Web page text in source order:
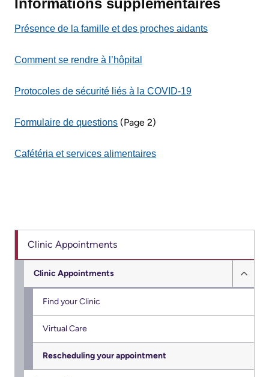
Asked
of
at
@
Informations supplémentaires
Présence de la famille et des proches aidants
Comment se rendre à l’hôpital
Protocoles de sécurité liés à la COVID-19
Formulaire de questions (Page 2)
Cafétéria et services alimentaires
Clinic Appointments
Clinic Appointments
Find your Clinic
Virtual Care
Rescheduling your appointment